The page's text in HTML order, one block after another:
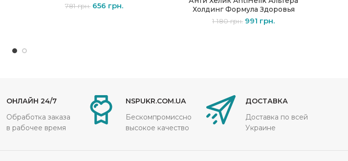
781грн. 656 грн.
Холдинг Формула Здоровья
1 180грн. 991 грн.
ОНЛАЙН 24/7
Обработка заказа
в рабочее время
NSPUKR.COM.UA
Бескомпромиссно
высокое качество
ДОСТАВКА
Доставка по всей
Украине